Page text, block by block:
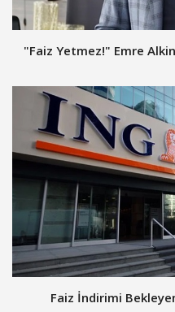
"Faiz Yetmez!" Emre
Faiz İndirimi